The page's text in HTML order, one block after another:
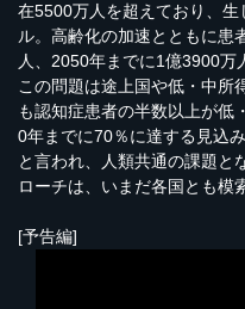
在5500万人を超えており、
ル。高齢化の加速とともに患
人、2050年までに1億3900万
この問題は途上国や低・中所
も認知症患者の半数以上が低
0年までに70％に達する見込
と言われ、人類共通の課題と
ローチは、いまだ各国とも模
[予告編]